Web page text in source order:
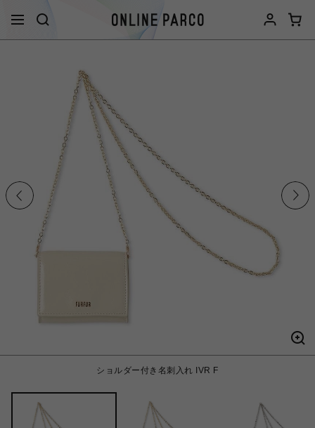
ショルダー付き名刺入れ IVR F